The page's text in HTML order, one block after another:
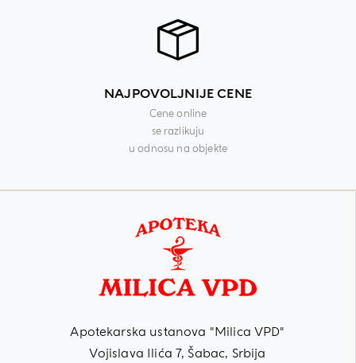
NAJPOVOLJNIJE CENE
Cene online
se razlikuju
u odnosu na objekte
Apotekarska ustanova "Milica VPD"
Vojislava Ilića 7, Šabac, Srbija